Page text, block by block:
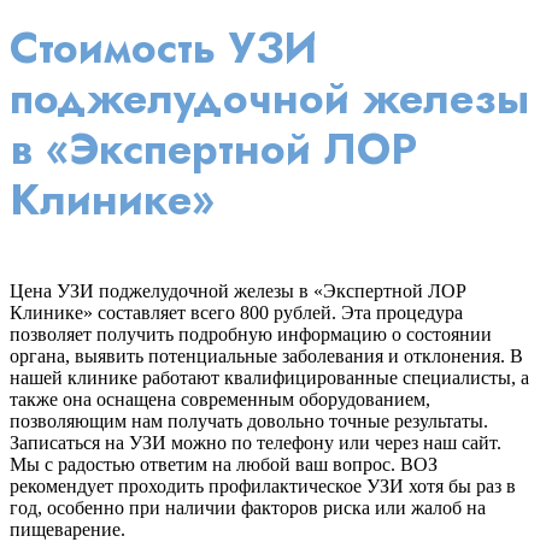
Стоимость УЗИ
поджелудочной железы
в «Экспертной ЛОР
Клинике»
Цена УЗИ поджелудочной железы в «Экспертной ЛОР
Клинике» составляет всего 800 рублей. Эта процедура
позволяет получить подробную информацию о состоянии
органа, выявить потенциальные заболевания и отклонения. В
нашей клинике работают квалифицированные специалисты, а
также она оснащена современным оборудованием,
позволяющим нам получать довольно точные результаты.
Записаться на УЗИ можно по телефону или через наш сайт.
Мы с радостью ответим на любой ваш вопрос. ВОЗ
рекомендует проходить профилактическое УЗИ хотя бы раз в
год, особенно при наличии факторов риска или жалоб на
пищеварение.